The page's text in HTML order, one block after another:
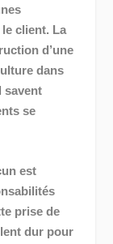
client. La
d’une
dans
savent
se
est
prise de
dur pour